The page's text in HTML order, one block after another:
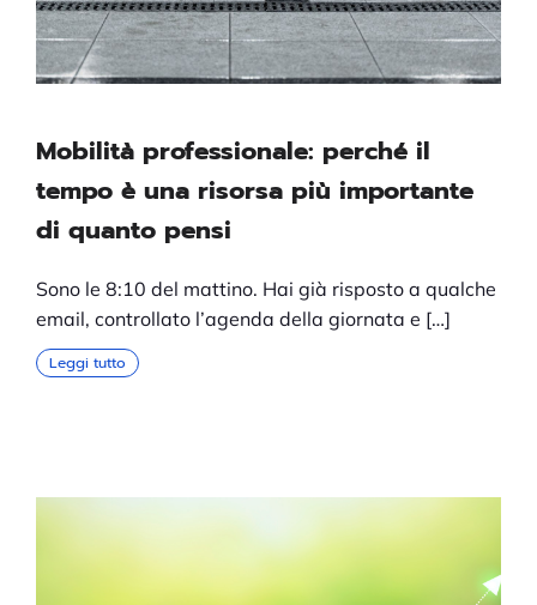
Mobilità professionale: perché il
tempo è una risorsa più importante
di quanto pensi
Sono le 8:10 del mattino. Hai già risposto a qualche
email, controllato l’agenda della giornata e […]
Leggi tutto